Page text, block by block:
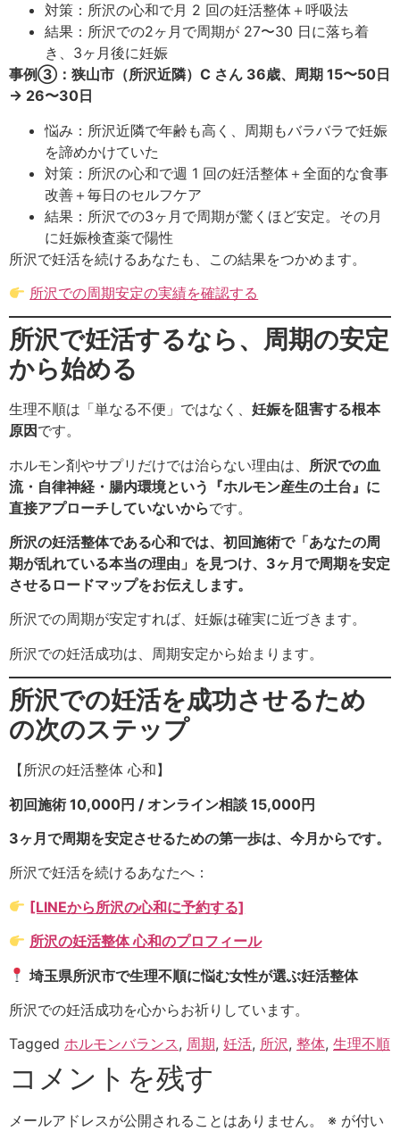
対策：所沢の心和で月 2 回の妊活整体＋呼吸法
結果：所沢での2ヶ月で周期が 27〜30 日に落ち着
き、3ヶ月後に妊娠
事例③：狭山市（所沢近隣）C さん 36歳、周期 15〜50日
→ 26〜30日
悩み：所沢近隣で年齢も高く、周期もバラバラで妊娠
を諦めかけていた
対策：所沢の心和で週 1 回の妊活整体＋全面的な食事
改善＋毎日のセルフケア
結果：所沢での3ヶ月で周期が驚くほど安定。その月
に妊娠検査薬で陽性
所沢で妊活を続けるあなたも、この結果をつかめます。
所沢での周期安定の実績を確認する
所沢で妊活するなら、周期の安定
から始める
生理不順は「単なる不便」ではなく、 妊娠を阻害する根本
原因 です。
ホルモン剤やサプリだけでは治らない理由は、 所沢での血
流・自律神経・腸内環境という『ホルモン産生の土台』に
直接アプローチしていないからです。
所沢の妊活整体である心和では、初回施術で「あなたの周
期が乱れている本当の理由」を見つけ、3ヶ月で周期を安定
させるロードマップをお伝えします。
所沢での周期が安定すれば、妊娠は確実に近づきます。
所沢での妊活成功は、周期安定から始まります。
所沢での妊活を成功させるため
の次のステップ
【所沢の妊活整体 心和】
初回施術 10,000円 / オンライン相談 15,000円
3ヶ月で周期を安定させるための第一歩は、今月からです。
所沢で妊活を続けるあなたへ：
[LINEから所沢の心和に予約する]
所沢の妊活整体 心和のプロフィール
埼玉県所沢市で生理不順に悩む女性が選ぶ妊活整体
所沢での妊活成功を心からお祈りしています。
Tagged ホルモンバランス, 周期, 妊活, 所沢, 整体, 生理不順
コメントを残す
メールアドレスが公開されることはありません。 ※ が付い